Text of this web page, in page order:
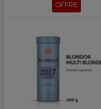
OFFRE